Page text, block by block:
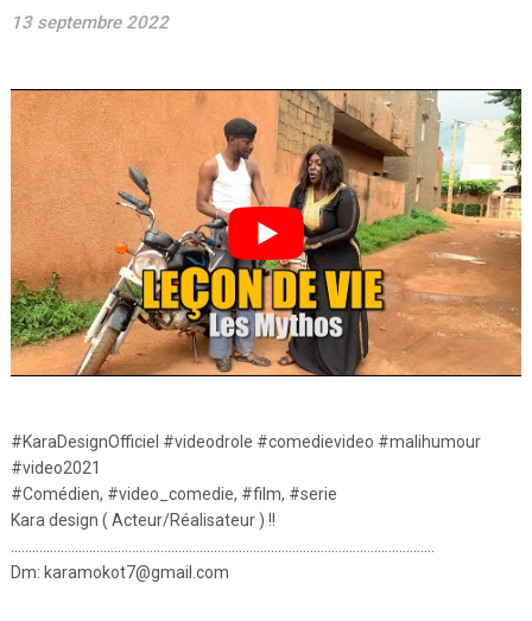
13 septembre 2022
#KaraDesignOfficiel #videodrole #comedievideo #malihumour
#video2021
#Comédien, #video_comedie, #film, #serie
Kara design ( Acteur/Réalisateur ) !!
Dm: karamokot7@gmail.com